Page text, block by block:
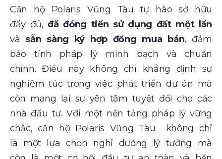
Căn hộ Polaris Vũng Tàu tự hào sở hữu
đầy đủ,đã đóng tiền sử dụng đất một lần
và sẵn sàng ký hợp đồng mua bán, đảm
bảo tính pháp lý minh bạch và chuẩn
chỉnh. Điều này không chỉ khẳng định sự
nghiêm túc trong việc phát triển dự án mà
còn mang lại sự yên tâm tuyệt đối cho các
nhà đầu tư. Với một nền tảng pháp lý vững
chắc, căn hộ Polaris Vũng Tàu không chỉ
là một lựa chọn nghỉ dưỡng lý tưởng mà